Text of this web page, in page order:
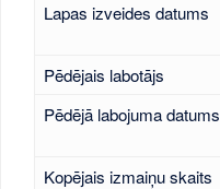
Lapas izveides datums
Pēdējais labotājs
Pēdējā labojuma datums
Kopējais izmaiņu skaits